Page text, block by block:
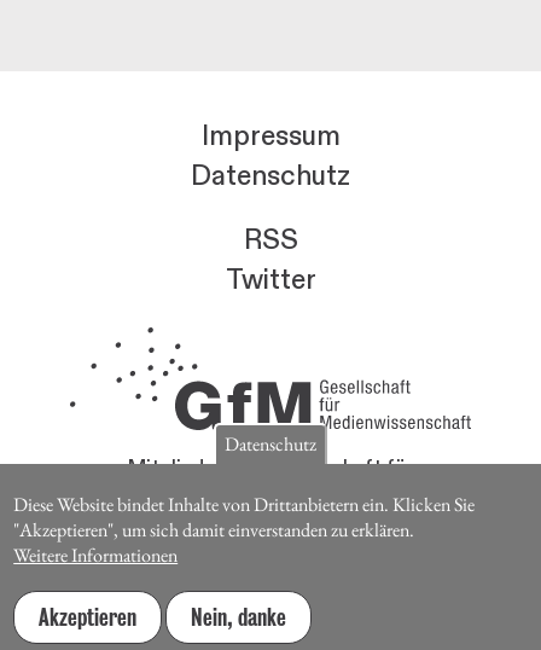
Impressum
Datenschutz
RSS
Twitter
Mitglieder der Gesellschaft für
Medienwissenschaft erhalten die Zeitschrift für
Medienwissenschaft kostenlos.
Jetzt Mitglied werden
Datenschutz
Diese Website bindet Inhalte von Drittanbietern ein. Klicken Sie
"Akzeptieren", um sich damit einverstanden zu erklären.
Weitere Informationen
Akzeptieren Nein, danke